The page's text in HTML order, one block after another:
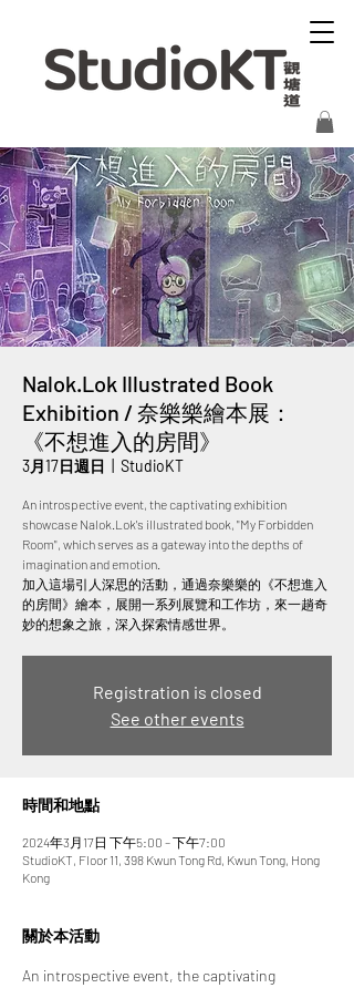
Nalok.Lok Illustrated Book
Exhibition / 奈樂樂繪本展：
《不想進入的房間》
3月17日週日 StudioKT
An introspective event, the captivating exhibition
showcase Nalok.Lok's illustrated book, "My Forbidden
Room", which serves as a gateway into the depths of
imagination and emotion.
加入這場引人深思的活動，通過奈樂樂的《不想進入
的房間》繪本，展開一系列展覽和工作坊，來一趟奇
妙的想象之旅，深入探索情感世界。
Registration is closed
See other events
時間和地點
2024年3月17日 下午5:00 – 下午7:00
StudioKT, Floor 11, 398 Kwun Tong Rd, Kwun Tong, Hong
Kong
關於本活動
An introspective event, the captivating